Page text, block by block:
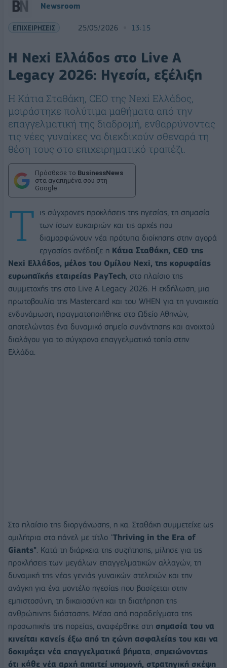
Newsroom
ΕΠΙΧΕΙΡΗΣΕΙΣ 25/05/2026 13:15
Η Nexi Ελλάδος στο Live A
Legacy 2026: Ηγεσία, εξέλιξη
Η Κάτια Σταθάκη, CEO της Nexi Ελλάδος,
μοιράστηκε πολύτιμα μαθήματα από την
επαγγελματική της διαδρομή, ενθαρρύνοντας
τις νέες γυναίκες να διεκδικούν σθεναρά τη
θέση τους στο επιχειρηματικό τραπέζι.
Πρόσθεσε το BusinessNews
στα αγαπημένα σου στη
Google
Τ
ις σύγχρονες προκλήσεις της ηγεσίας, τη σημασία
των ίσων ευκαιριών και τις αρχές που
διαμορφώνουν νέα πρότυπα διοίκησης στην αγορά
εργασίας ανέδειξε η Κάτια Σταθάκη, CEO της
Nexi Ελλάδος, μέλος του Ομίλου Nexi, της κορυφαίας
ευρωπαϊκής εταιρείας PayTech, στο πλαίσιο της
συμμετοχής της στο Live A Legacy 2026. Η εκδήλωση, μια
πρωτοβουλία της Mastercard και του WHEN για τη γυναικεία
ενδυνάμωση, πραγματοποιήθηκε στο Ωδείο Αθηνών,
αποτελώντας ένα δυναμικό σημείο συνάντησης και ανοιχτού
διαλόγου για το σύγχρονο επαγγελματικό τοπίο στην
Ελλάδα.
Στο πλαίσιο της διοργάνωσης, η κα. Σταθάκη συμμετείχε ως
ομιλήτρια στο πάνελ με τίτλο "Thriving in the Era of
Giants". Κατά τη διάρκεια της συζήτησης, μίλησε για τις
προκλήσεις των μεγάλων επαγγελματικών αλλαγών, τη
δυναμική της νέας γενιάς γυναικών στελεχών και την
ανάγκη για ένα μοντέλο ηγεσίας που βασίζεται στην
εμπιστοσύνη, τη δικαιοσύνη και τη διατήρηση της
ανθρώπινης διάστασης. Μέσα από παραδείγματα της
προσωπικής της πορείας, αναφέρθηκε στη σημασία του να
κινείται κανείς έξω από τη ζώνη ασφαλείας του και να
δοκιμάζει νέα επαγγελματικά βήματα, σημειώνοντας
ότι κάθε νέα αρχή απαιτεί υπομονή, στρατηγική σκέψη